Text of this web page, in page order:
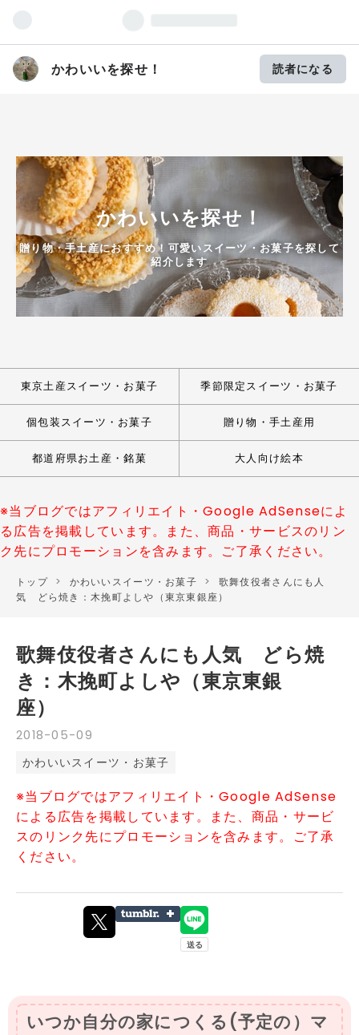
かわいいを探せ！ 読者になる
かわいいを探せ！
贈り物・手土産におすすめ！可愛いスイーツ・お菓子を探して
紹介します
東京土産スイーツ・お菓子 季節限定スイーツ・お菓子
個包装スイーツ・お菓子 贈り物・手土産用
都道府県お土産・銘菓 大人向け絵本
※当ブログではアフィリエイト・Google AdSenseによ
る広告を掲載しています。また、商品・サービスのリン
ク先にプロモーションを含みます。ご了承ください。
トップ > かわいいスイーツ・お菓子 >
歌舞伎役者さんにも人
気 どら焼き：木挽町よしや（東京東銀座）
2018-05-09
歌舞伎役者さんにも人気 どら焼
き：木挽町よしや（東京東銀
座）
かわいいスイーツ・お菓子
※当ブログではアフィリエイト・Google AdSense
による広告を掲載しています。また、商品・サービ
スのリンク先にプロモーションを含みます。ご了承
ください。
いつか自分の家につくる(予定の）マ